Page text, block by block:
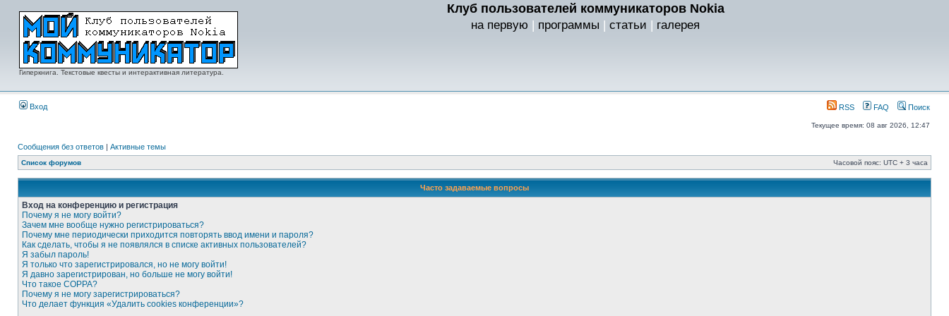
Гиперкнига. Текстовые квесты и интерактивная литература.
Клуб пользователей коммуникаторов Nokia
на первую | программы | статьи | галерея
Вход RSS FAQ Поиск
Текущее время: 08 авг 2026, 12:47
Сообщения без ответов | Активные темы
Список форумов Часовой пояс: UTC + 3 часа
Часто задаваемые вопросы
Вход на конференцию и регистрация
Почему я не могу войти?
Зачем мне вообще нужно регистрироваться?
Почему мне периодически приходится повторять ввод имени и пароля?
Как сделать, чтобы я не появлялся в списке активных пользователей?
Я забыл пароль!
Я только что зарегистрировался, но не могу войти!
Я давно зарегистрирован, но больше не могу войти!
Что такое COPPA?
Почему я не могу зарегистрироваться?
Что делает функция «Удалить cookies конференции»?